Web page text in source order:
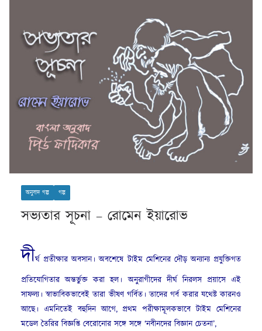
অনুবাদ গল্প গল্প
সভ্যতার সূচনা – রোমেন ইয়ারোভ
দীর্ঘ প্রতীক্ষার অবসান। অবশেষে টাইম মেশিনের দৌড় অন্যান্য প্রযুক্তিগত
প্রতিযোগিতার অন্তর্ভুক্ত করা হল। অনুরাগীদের দীর্ঘ নিরলস প্রয়াসে এই
সাফল্য। স্বাভাবিকভাবেই তারা ভীষণ গর্বিত। তাদের গর্ব করার যথেষ্ট কারনও
আছে। এমনিতেই বহুদিন আগে, প্রথম পরীক্ষামূলকভাবে টাইম মেশিনের
মডেল তৈরির বিজ্ঞপ্তি বেরোনোর সঙ্গে সঙ্গে ‘নবীনদের বিজ্ঞান চেতনা’,